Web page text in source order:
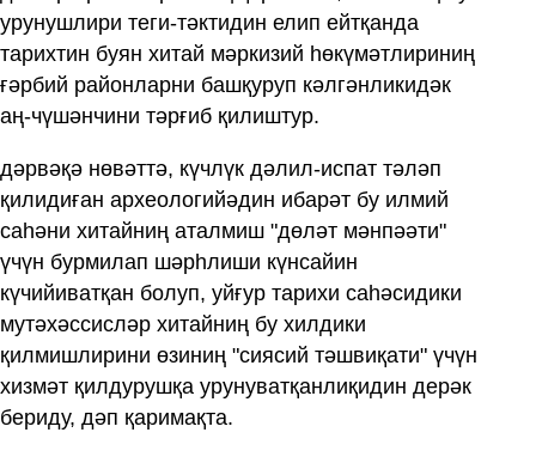
урунушлири теги-тәктидин елип ейтқанда
тарихтин буян хитай мәркизий һөкүмәтлириниң
ғәрбий районларни башқуруп кәлгәнликидәк
аң-чүшәнчини тәрғиб қилиштур.
дәрвәқә нөвәттә, күчлүк дәлил-испат тәләп
қилидиған археологийәдин ибарәт бу илмий
саһәни хитайниң аталмиш "дөләт мәнпәәти"
үчүн бурмилап шәрһлиши күнсайин
күчийиватқан болуп, уйғур тарихи саһәсидики
мутәхәссисләр хитайниң бу хилдики
қилмишлирини өзиниң "сиясий тәшвиқати" үчүн
хизмәт қилдурушқа урунуватқанлиқидин дерәк
бериду, дәп қаримақта.